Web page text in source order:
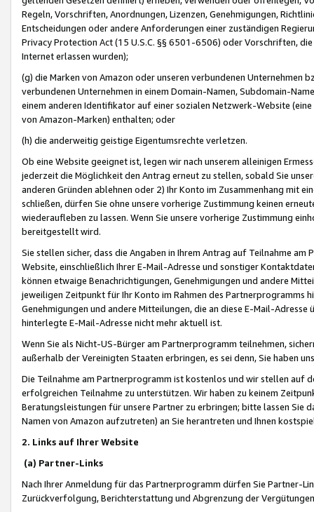
Regeln, Vorschriften, Anordnungen, Lizenzen, Genehmigungen,
Entscheidungen oder andere Anforderungen einer zuständigen
Privacy Protection Act (15 U.S.C. §§ 6501-6506) oder Vorschriften,
Internet erlassen wurden);
(g) die Marken von Amazon oder unseren verbundenen Unternehmen
verbundenen Unternehmen in einem Domain-Namen, Subdomain-
einem anderen Identifikator auf einer sozialen Netzwerk-Website
von Amazon-Marken) enthalten; oder
(h) die anderweitig geistige Eigentumsrechte verletzen.
Ob eine Website geeignet ist, legen wir nach unserem alleinigen
jederzeit die Möglichkeit den Antrag erneut zu stellen, sobald Sie
anderen Gründen ablehnen oder 2) Ihr Konto im Zusammenhang mit
schließen, dürfen Sie ohne unsere vorherige Zustimmung keinen
wiederaufleben zu lassen. Wenn Sie unsere vorherige Zustimmung
bereitgestellt wird.
Sie stellen sicher, dass die Angaben in Ihrem Antrag auf Teilnahme
Website, einschließlich Ihrer E-Mail-Adresse und sonstiger
können etwaige Benachrichtigungen, Genehmigungen und andere
jeweiligen Zeitpunkt für Ihr Konto im Rahmen des Partnerprogramms
Genehmigungen und andere Mitteilungen, die an diese E-Mail-
hinterlegte E-Mail-Adresse nicht mehr aktuell ist.
Wenn Sie als Nicht-US-Bürger am Partnerprogramm teilnehmen,
außerhalb der Vereinigten Staaten erbringen, es sei denn, Sie haben
Die Teilnahme am Partnerprogramm ist kostenlos und wir stellen auf
erfolgreichen Teilnahme zu unterstützen. Wir haben zu keinem
Beratungsleistungen für unsere Partner zu erbringen; bitte lassen Sie
Namen von Amazon aufzutreten) an Sie herantreten und Ihnen
2. Links auf Ihrer Website
(a) Partner-Links
Nach Ihrer Anmeldung für das Partnerprogramm dürfen Sie Partner-
Zurückverfolgung, Berichterstattung und Abgrenzung der